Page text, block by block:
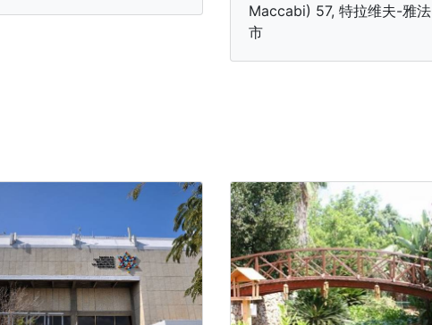
Maccabi) 57, 特拉维夫-雅法
市